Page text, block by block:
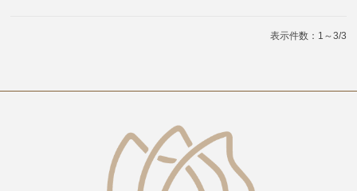
表示件数：1～3/3